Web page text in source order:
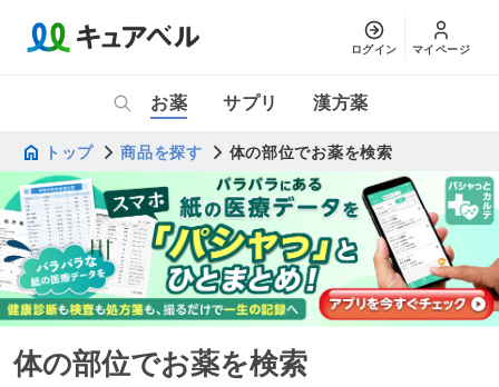
ログイン マイページ
お薬 サプリ 漢方薬
トップ 商品を探す 体の部位でお薬を検索
体の部位でお薬を検索